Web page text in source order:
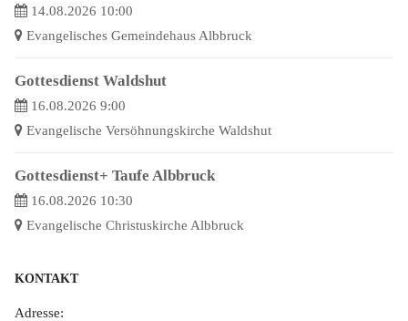
14.08.2026 10:00
Evangelisches Gemeindehaus Albbruck
Gottesdienst Waldshut
16.08.2026 9:00
Evangelische Versöhnungskirche Waldshut
Gottesdienst+ Taufe Albbruck
16.08.2026 10:30
Evangelische Christuskirche Albbruck
KONTAKT
Adresse: